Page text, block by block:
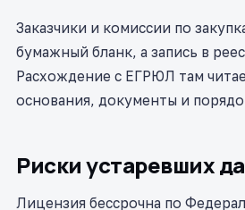
Заказчики и комиссии по
бумажный бланк, а запись в
Расхождение с ЕГРЮЛ там
основания, документы и
Риски устаревших
Лицензия бессрочна по